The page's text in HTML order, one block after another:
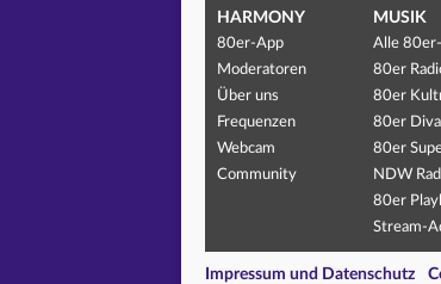
HARMONY
80er-App
Moderatoren
Über uns
Frequenzen
Webcam
Community
MUSIK
Alle
80er
80er
80er
80er
NDW
80er
Stream-
Impressum und Datenschutz